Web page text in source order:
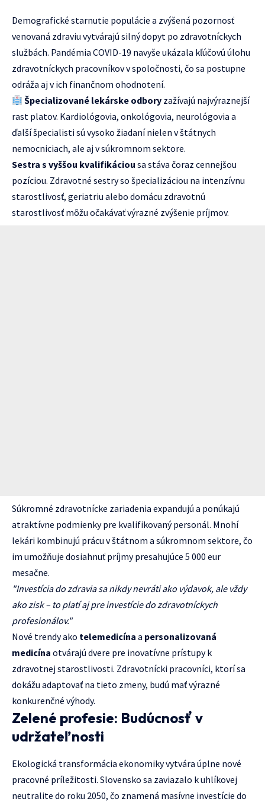
Demografické starnutie populácie a zvýšená pozornosť
venovaná zdraviu vytvárajú silný dopyt po zdravotníckych
službách. Pandémia COVID-19 navyše ukázala kľúčovú úlohu
zdravotníckych pracovníkov v spoločnosti, čo sa postupne
odráža aj v ich finančnom ohodnotení.
Špecializované lekárske odbory zažívajú najvýraznejší
rast platov. Kardiológovia, onkológovia, neurológovia a
ďalší špecialisti sú vysoko žiadaní nielen v štátnych
nemocniciach, ale aj v súkromnom sektore.
Sestra s vyššou kvalifikáciou sa stáva čoraz cennejšou
pozíciou. Zdravotné sestry so špecializáciou na intenzívnu
starostlivosť, geriatriu alebo domácu zdravotnú
starostlivosť môžu očakávať výrazné zvýšenie príjmov.
Súkromné zdravotnícke zariadenia expandujú a ponúkajú
atraktívne podmienky pre kvalifikovaný personál. Mnohí
lekári kombinujú prácu v štátnom a súkromnom sektore, čo
im umožňuje dosiahnuť príjmy presahujúce 5 000 eur
mesačne.
"Investícia do zdravia sa nikdy nevráti ako výdavok, ale vždy
ako zisk – to platí aj pre investície do zdravotníckych
profesionálov."
Nové trendy ako telemedicína a personalizovaná
medicína otvárajú dvere pre inovatívne prístupy k
zdravotnej starostlivosti. Zdravotnícki pracovníci, ktorí sa
dokážu adaptovať na tieto zmeny, budú mať výrazné
konkurenčné výhody.
Zelené profesie: Budúcnosť v
udržateľnosti
Ekologická transformácia ekonomiky vytvára úplne nové
pracovné príležitosti. Slovensko sa zaviazalo k uhlíkovej
neutralite do roku 2050, čo znamená masívne investície do